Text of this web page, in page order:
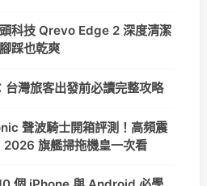
科技 Qrevo Edge 2 深度清潔
踩也乾爽
灣旅客出發前必讀完整攻略
聲波騎士開箱評測！高頻震
旗艦掃拖機皇一次看